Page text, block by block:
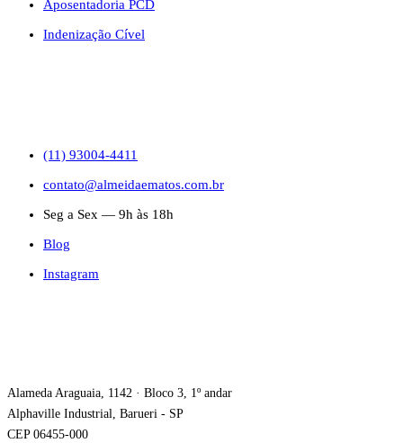
Aposentadoria PCD
Indenização Cível
(11) 93004-4411
contato@almeidaematos.com.br
Seg a Sex — 9h às 18h
Blog
Instagram
Alameda Araguaia, 1142 · Bloco 3, 1º andar
Alphaville Industrial, Barueri - SP
CEP 06455-000